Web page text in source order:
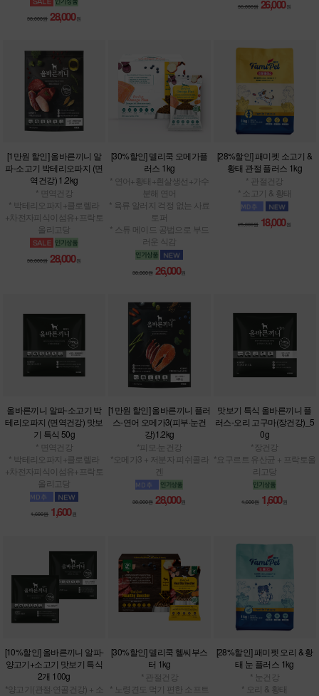
38,000원 28,000원
36,000원 26,000 원
[1만원 할인] 올바른끼니 알
파-소고기 박테리오파지 (면
역건강) 1.2kg
* 면역건강
* 박테리오파지+클로렐라
+차전자피식이섬유+프락토
올리고당
38,000원 28,000원
[30%할인] 델리쿡 오메가플
러스 1kg
* 연어+황태+흰살생선+가수
분해 연어
* 육류 알러지 걱정 없는 사료
토퍼
* 스튜 메이드 공법으로 부드
러운 식감
38,000원 26,000원
[28%할인] 패미펫 소고기 &
황태 관절 플러스 1kg
* 관절건강
* 소고기 & 황태
25,000원 18,000 원
올바른끼니 알파-소고기 박
테리오파지 (면역건강) 맛보
기 특식 50g
* 면역건강
* 박테리오파지+클로렐라
+차전자피식이섬유+프락토
올리고당
1,600원 1,600 원
[1만원 할인] 올바른끼니 플러
스-연어 오메가3(피부·눈건
강)1.2kg
*피모·눈건강
*오메가3 + 저분자 피쉬콜라
겐
38,000원 28,000원
맛보기 특식 올바른끼니 플
러스-오리 고구마(장건강)_5
0g
*장건강
*요구르트 유산균 + 프락토올
리고당
1,600원 1,600 원
[10%할인] 올바른끼니 알파-
양고기+소고기 맛보기 특식
2개 100g
*양고기(관절·연골건강) + 소
[30%할인] 델리쿡 헬씨부스
터 1kg
* 관절건강
* 노령견도 먹기 편한 소프트
[28%할인] 패미펫 오리 & 황
태 눈 플러스 1kg
* 눈건강
* 오리 & 황태